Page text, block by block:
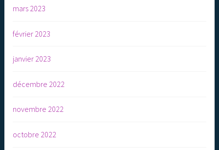
mars 2023
février 2023
janvier 2023
décembre 2022
novembre 2022
octobre 2022